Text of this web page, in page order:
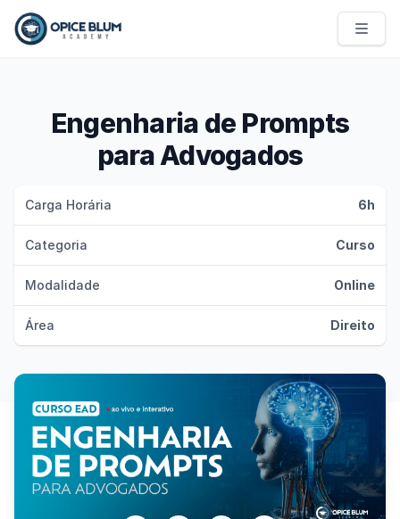
Opice Blum Academy
Engenharia de Prompts
para Advogados
Carga Horária 6h
Categoria Curso
Modalidade Online
Área Direito